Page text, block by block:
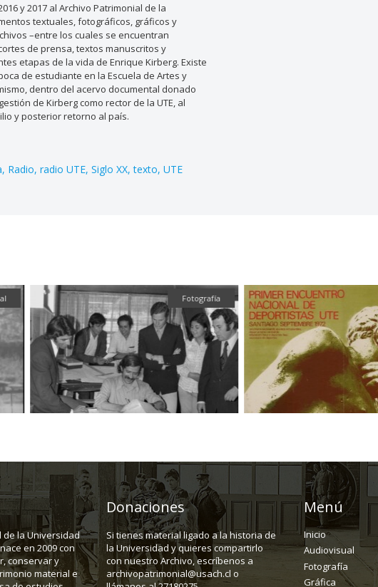
y 2017 al Archivo Patrimonial de la
textuales, fotográficos, gráficos y
–entre los cuales se encuentran
de prensa, textos manuscritos y
etapas de la vida de Enrique Kirberg. Existe
de estudiante en la Escuela de Artes y
dentro del acervo documental donado
de Kirberg como rector de la UTE, al
y posterior retorno al país.
Radio radio UTE Siglo XX texto UTE
Fotografía
de la Universidad
en 2009 con
conservar y
material e
Donaciones
Si tienes material ligado a la historia de
la Universidad y quieres compartirlo
con nuestro Archivo, escríbenos a
archivopatrimonial@usach.cl o
Menú
Inicio
Audiovisual
Fotografía
Gráfica